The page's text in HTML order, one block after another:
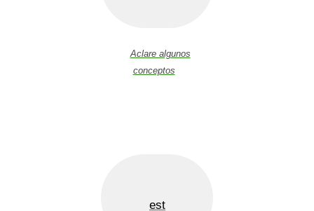
Aclare algunos
conceptos
est